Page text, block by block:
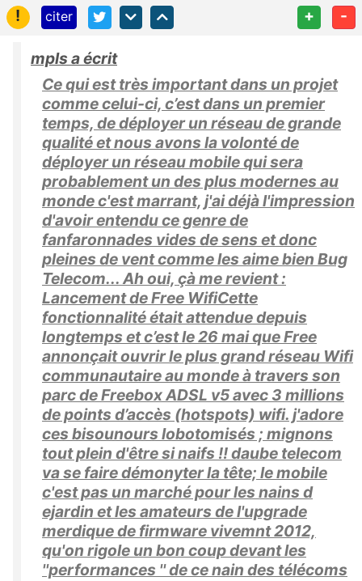
!
citer + -
mpls a écrit
Ce qui est très important dans un projet
comme celui-ci, c’est dans un premier
temps, de déployer un réseau de grande
qualité et nous avons la volonté de
déployer un réseau mobile qui sera
probablement un des plus modernes au
monde c'est marrant, j'ai déjà l'impression
d'avoir entendu ce genre de
fanfaronnades vides de sens et donc
pleines de vent comme les aime bien Bug
Telecom... Ah oui, çà me revient :
Lancement de Free WifiCette
fonctionnalité était attendue depuis
longtemps et c’est le 26 mai que Free
annonçait ouvrir le plus grand réseau Wifi
communautaire au monde à travers son
parc de Freebox ADSL v5 avec 3 millions
de points d’accès (hotspots) wifi. j'adore
ces bisounours lobotomisés ; mignons
tout plein d'être si naifs !! daube telecom
va se faire démonyter la tête; le mobile
c'est pas un marché pour les nains d
ejardin et les amateurs de l'upgrade
merdique de firmware vivemnt 2012,
qu'on rigole un bon coup devant les
''performances '' de ce nain des télécoms